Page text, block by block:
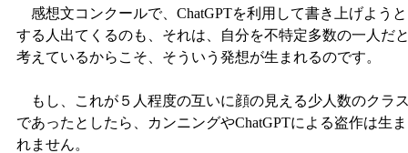
感想文コンクールで、ChatGPTを利用して書き上げようと
する人出てくるのも、それは、自分を不特定多数の一人だ
考えているからこそ、そういう発想が生まれるのです。
もし、これが５人程度の互いに顔の見える少人数のクラ
であったとしたら、カンニングやChatGPTによる盗作は生ま
れません。